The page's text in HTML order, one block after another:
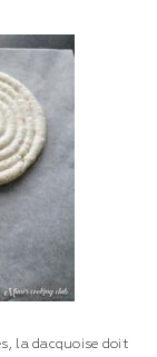
la dacquoise doit